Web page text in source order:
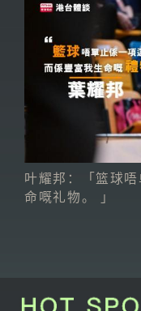
叶耀邦：「篮球
命嘅礼物。 」